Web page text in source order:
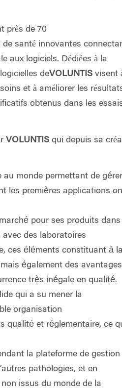
près de 70
de santé innovantes
aux logiciels. Dédiées à la
deVOLUNTIS visent
et à améliorer les
obtenus dans les
VOLUNTIS qui depuis sa
au monde permettant de gérer
les premières applications
pour ses produits dans
des laboratoires
ces éléments constituant à
également des avantages
très inégale en qualité.
qui a su mener la
organisation
qualité et réglementaire, ce
la plateforme de gestion
pathologies, et en
issus du monde de la